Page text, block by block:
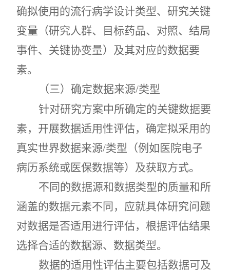
确拟使用的流行病学设计类型、研究关键
变量（研究人群、目标药品、对照、结局
事件、关键协变量）及其对应的数据要
素。
（三）确定数据来源/类型
针对研究方案中所确定的关键数据要
素，开展数据适用性评估，确定拟采用的
真实世界数据来源/类型（例如医院电子
病历系统或医保数据等）及获取方式。
不同的数据源和数据类型的质量和所
涵盖的数据元素不同，应就具体研究问题
对数据是否适用进行评估，根据评估结果
选择合适的数据源、数据类型。
数据的适用性评估主要包括数据可及